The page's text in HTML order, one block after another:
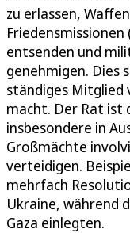
zu erlassen,
entsenden und
genehmigen. Dies
ständiges Mitglied
macht. Der Rat ist
insbesondere in
Großmächte
verteidigen.
mehrfach
Ukraine, während
Gaza einlegten.